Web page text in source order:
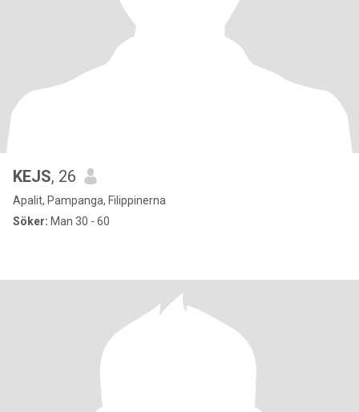
KEJS, 26
Apalit, Pampanga, Filippinerna
Söker: Man 30 - 60